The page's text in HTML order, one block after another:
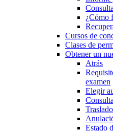
¿Cómo
Cursos de
Clases de
Obtener un
Atrás
examen
Elegir
Estado